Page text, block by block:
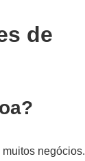
de
muitos negócios.